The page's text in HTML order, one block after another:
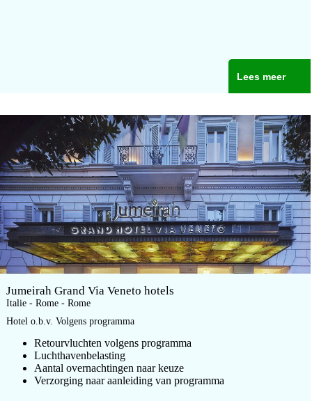
Lees meer
Jumeirah Grand Via Veneto hotels
Italie - Rome - Rome
Hotel o.b.v. Volgens programma
Retourvluchten volgens programma
Luchthavenbelasting
Aantal overnachtingen naar keuze
Verzorging naar aanleiding van programma